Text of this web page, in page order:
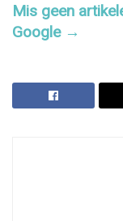
Mis geen
Google →